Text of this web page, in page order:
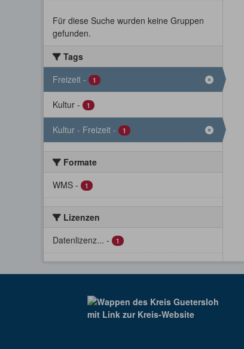
Für diese Suche wurden keine Gruppen
gefunden.
Tags
Freizeit - 1
Kultur - 1
Kultur - Freizeit - 1
Formate
WMS - 1
Lizenzen
Datenlizenz... - 1